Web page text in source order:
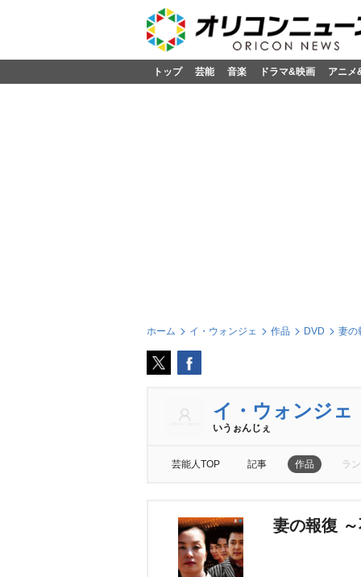
トップ 芸能 音楽 ドラマ&映画 アニメ
ホーム イ・ウォンジェ 作品 DVD 妻の
イ・ウォンジェ
いうぉんじぇ
芸能人TOP 記事 作品 ラ
妻の報復